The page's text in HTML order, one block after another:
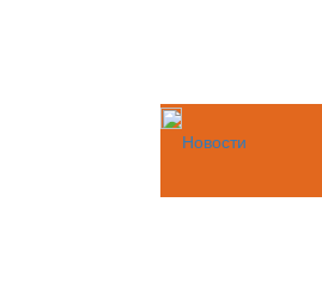
Новости